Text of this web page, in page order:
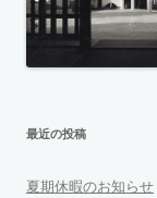
最近の投稿
夏期休暇のお知らせ